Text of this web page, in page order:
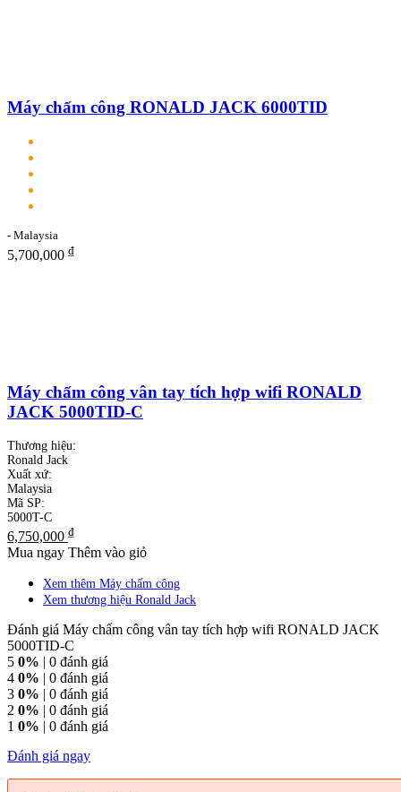
Máy chấm công RONALD JACK 6000TID
- Malaysia
5,700,000 ₫
Máy chấm công vân tay tích hợp wifi RONALD
JACK 5000TID-C
Thương hiệu:
Ronald Jack
Xuất xứ:
Malaysia
Mã SP:
5000T-C
6,750,000 ₫
Mua ngay Thêm vào giỏ
Xem thêm Máy chấm công
Xem thương hiệu Ronald Jack
Đánh giá Máy chấm công vân tay tích hợp wifi RONALD JACK
5000TID-C
5 0% | 0 đánh giá
4 0% | 0 đánh giá
3 0% | 0 đánh giá
2 0% | 0 đánh giá
1 0% | 0 đánh giá
Đánh giá ngay